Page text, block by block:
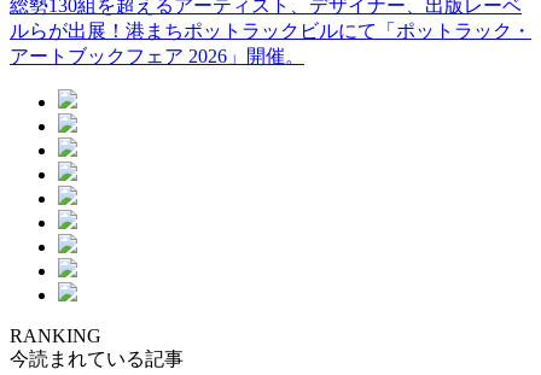
総勢130組を超えるアーティスト、デザイナー、出版レーベ
ルらが出展！港まちポットラックビルにて「ポットラック・
アートブックフェア 2026」開催。
RANKING
今読まれている記事